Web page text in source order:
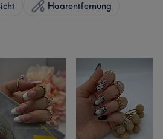
Haarentfernung